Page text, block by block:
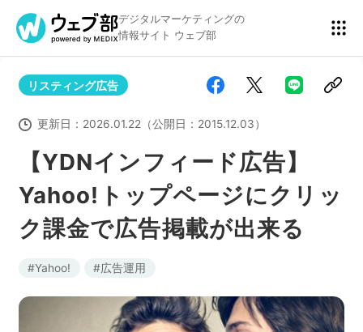
デジタルマーケティングの
情報サイト ウェブ部
リスティング広告 BtoBマーケティング
アクセス解析 ディスプレイ広告
アドテクノロジー
【YDNインフィード広告】
Yahoo!トップページにクリッ
ク課金で広告掲載が出来る
リスティング広告
更新日： 2026.01.22（公開日： 2015.12.03）
Yahoo! 広告運用